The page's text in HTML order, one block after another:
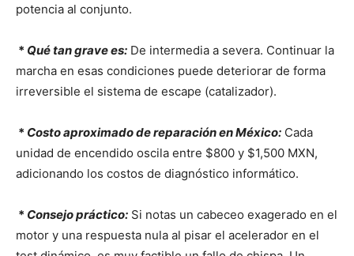
potencia al conjunto.
* Qué tan grave es: De intermedia a severa. Continuar la
marcha en esas condiciones puede deteriorar de forma
irreversible el sistema de escape (catalizador).
* Costo aproximado de reparación en México: Cada
unidad de encendido oscila entre $800 y $1,500 MXN,
adicionando los costos de diagnóstico informático.
* Consejo práctico: Si notas un cabeceo exagerado en el
motor y una respuesta nula al pisar el acelerador en el